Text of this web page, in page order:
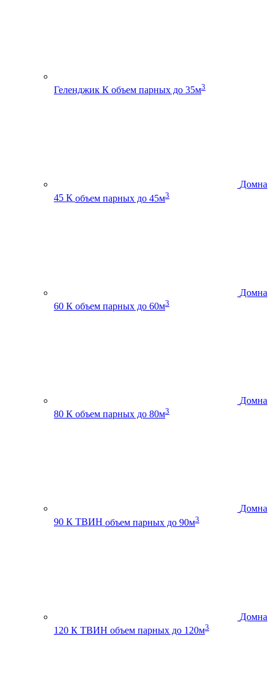
Геленджик К объем парных до 35м3
Домна
45 К объем парных до 45м3
Домна
60 К объем парных до 60м3
Домна
80 К объем парных до 80м3
Домна
90 К ТВИН объем парных до 90м3
Домна
120 К ТВИН объем парных до 120м3